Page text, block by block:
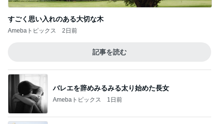
すごく思い入れのある大切な木
Amebaトピックス 2日前
記事を読む
バレエを辞めみるみる太り始めた長女
Amebaトピックス 1日前